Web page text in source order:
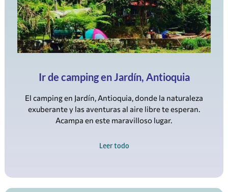
Ir de camping en Jardín, Antioquia
El camping en Jardín, Antioquia, donde la naturaleza
exuberante y las aventuras al aire libre te esperan.
Acampa en este maravilloso lugar.
Leer todo